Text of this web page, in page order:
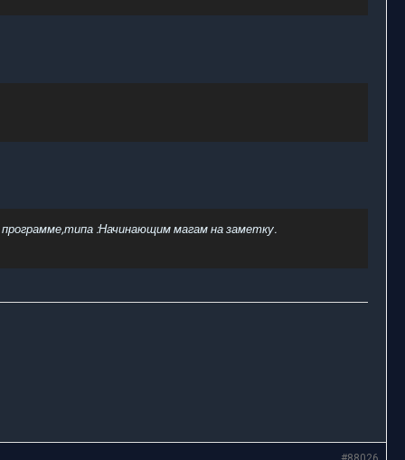
:Начинающим магам на заметку.